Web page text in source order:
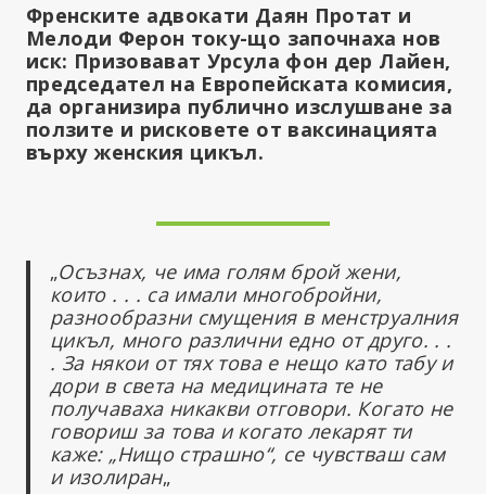
Френските адвокати Даян Протат и
Мелоди Ферон току-що започнаха нов
иск: Призовават Урсула фон дер Лайен,
председател на Европейската комисия,
да организира публично изслушване за
ползите и рисковете от ваксинацията
върху женския цикъл.
„Осъзнах, че има голям брой жени,
които . . . са имали многобройни,
разнообразни смущения в менструалния
цикъл, много различни едно от друго. . .
. За някои от тях това е нещо като табу и
дори в света на медицината те не
получаваха никакви отговори. Когато не
говориш за това и когато лекарят ти
каже: „Нищо страшно“, се чувстваш сам
и изолиран„